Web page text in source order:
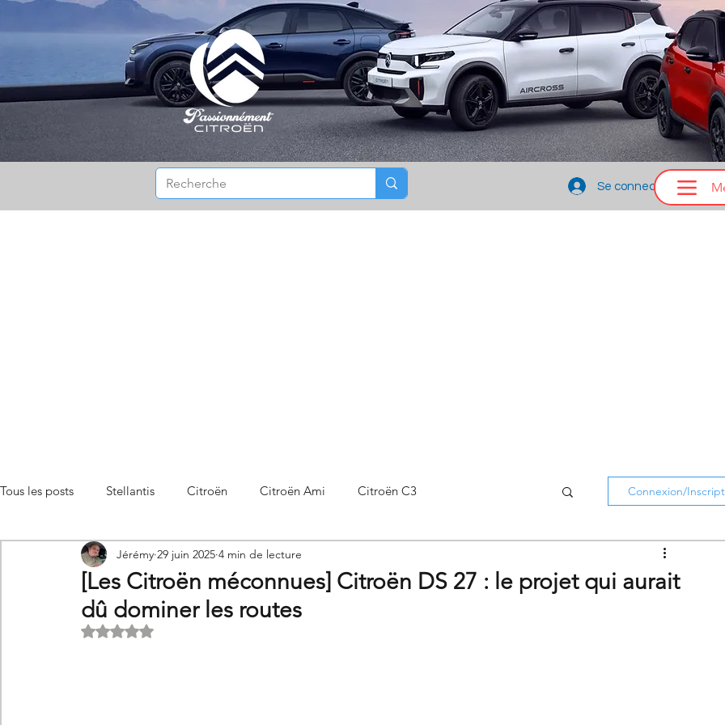
Se connecter
Tous les posts Stellantis Citroën Citroën Ami Citroën C3
Citroën C3 Aircross Citroën C4 Citroën C4 X
Citroën C5 X Citroën Berlingo Citroën Basalt
Connexion/
[Les Citroën méconnues] Citroën DS 27 : le projet qui aurait
dû dominer les routes
Jérémy 29 juin 2025 4 min de lecture
Noté NaN étoiles sur 5.